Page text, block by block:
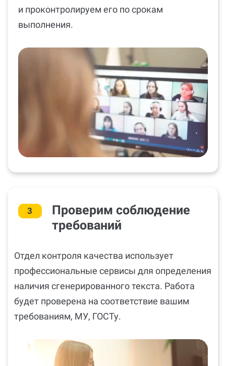
и проконтролируем его по срокам
выполнения.
3
Проверим соблюдение
требований
Отдел контроля качества использует
профессиональные сервисы для определения
наличия сгенерированного текста. Работа
будет проверена на соответствие вашим
требованиям, МУ, ГОСТу.